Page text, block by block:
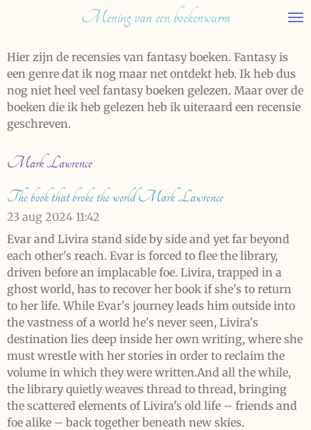
de
hoofdinhoud
Mening van een boekenwurm
Hier zijn de recensies van fantasy boeken. Fantasy is
een genre dat ik nog maar net ontdekt heb. Ik heb dus
nog niet heel veel fantasy boeken gelezen. Maar over de
boeken die ik heb gelezen heb ik uiteraard een recensie
geschreven.
Mark Lawrence
The book that broke the world Mark Lawrence
23 aug 2024 11:42
Evar and Livira stand side by side and yet far beyond
each other's reach. Evar is forced to flee the library,
driven before an implacable foe. Livira, trapped in a
ghost world, has to recover her book if she's to return
to her life. While Evar's journey leads him outside into
the vastness of a world he's never seen, Livira's
destination lies deep inside her own writing, where she
must wrestle with her stories in order to reclaim the
volume in which they were written.And all the while,
the library quietly weaves thread to thread, bringing
the scattered elements of Livira's old life – friends and
foe alike – back together beneath new skies.